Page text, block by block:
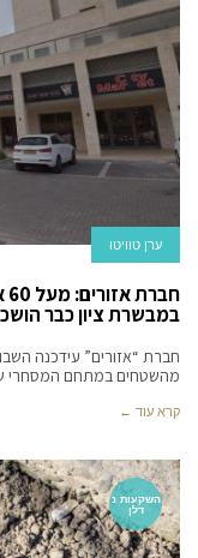
ערן טוויטו
במבשרת ציון כבר
מהשטחים במתחם המסחרי
קרא עוד ←
השקעות נ
דלן